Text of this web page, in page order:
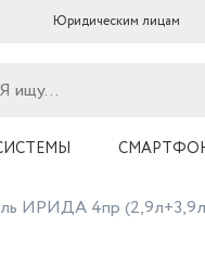
Юридическим лицам
ИРИДА 4пр